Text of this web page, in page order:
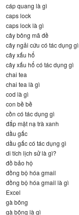
cáp quang là gì
caps lock
caps lock là gì
cây bông mã đề
cây ngải cứu có tác dụng gì
cây xấu hổ
cây xấu hổ có tác dụng gì
chai tea
chai tea là gì
cod là gì
con bề bề
cồn có tác dụng gì
đắp mặt nạ trà xanh
dầu gấc
dầu gấc có tác dụng gì
di tích lịch sử là gì?
đồ bảo hộ
đồng bộ hóa gmail
đồng bộ hóa gmail là gì
Excel
gà bông
gà bông là gì